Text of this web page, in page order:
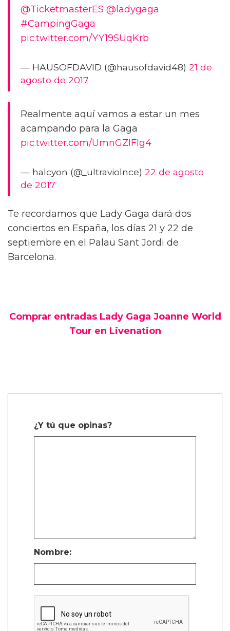
@TicketmasterES @ladygaga
#CampingGaga
pic.twitter.com/YY19SUqKrb
— HAUSOFDAVID (@hausofdavid48) 21 de
agosto de 2017
Realmente aquí vamos a estar un mes
acampando para la Gaga
pic.twitter.com/UmnGZIFlg4
— halcyon (@_ultraviolnce) 22 de agosto
de 2017
Te recordamos que Lady Gaga dará dos
conciertos en España, los días 21 y 22 de
septiembre en el Palau Sant Jordi de
Barcelona.
Comprar entradas Lady Gaga Joanne World
Tour en Livenation
¿Y tú que opinas?
Nombre: